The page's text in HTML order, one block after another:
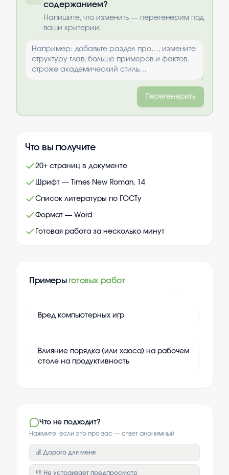
содержанием?
Напишите, что изменить — перегенерим под
ваши критерии.
Перегенерить
Что вы получите
20+ страниц в документе
Шрифт — Times New Roman, 14
Список литературы по ГОСТу
Формат — Word
Готовая работа за несколько минут
Примеры готовых работ
Вред компьютерных игр
Влияние порядка (или хаоса) на рабочем
столе на продуктивность
Что не подходит?
Нажмите, если это про вас — ответ анонимный
💰 Дорого для меня
👎 Не устраивает предпросмотр